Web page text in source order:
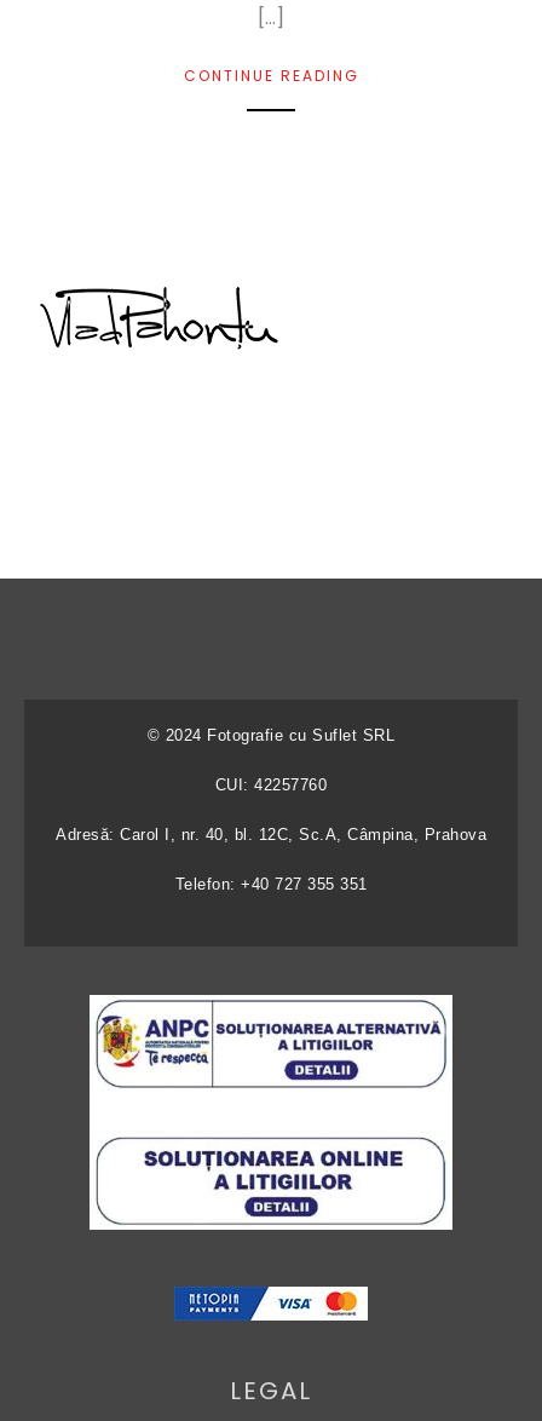
[…]
CONTINUE READING
© 2024 Fotografie cu Suflet SRL
CUI: 42257760
Adresă: Carol I, nr. 40, bl. 12C, Sc.A, Câmpina, Prahova
Telefon: +40 727 355 351
LEGAL